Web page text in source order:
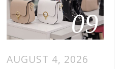
09
AUGUST 4, 2026